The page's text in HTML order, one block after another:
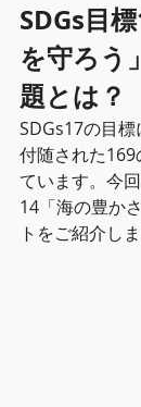
SDGs目
を守ろう
題とは？
SDGs17の目
付随された
ています。今
14「海の豊か
トをご紹介しま